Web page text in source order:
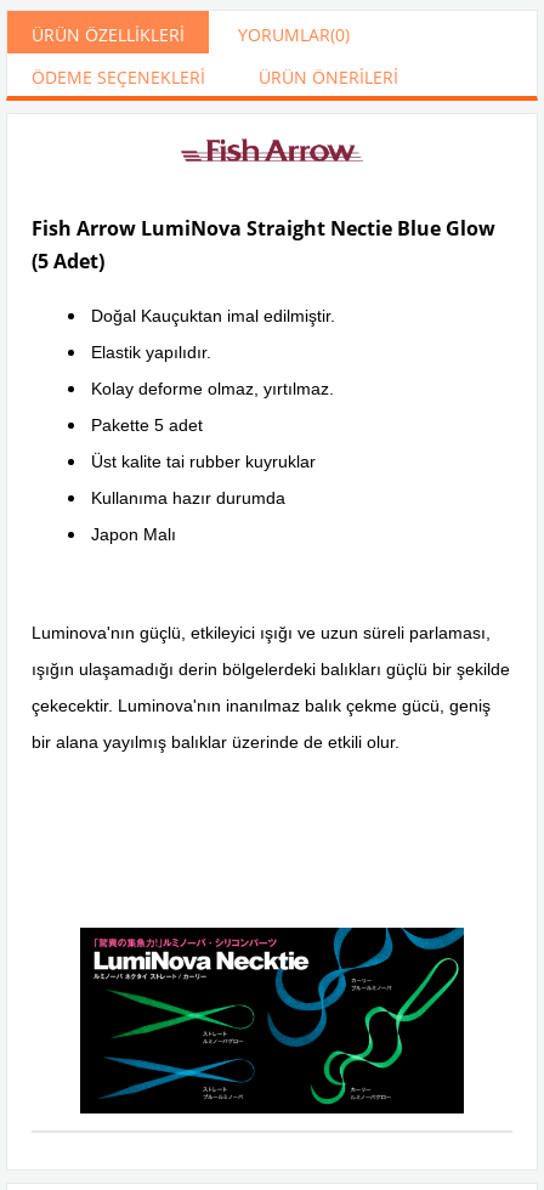
ÜRÜN ÖZELLIKLERI YORUMLAR(0)
ÖDEME SEÇENEKLERI
ÜRÜN ÖNERILERI
Fish Arrow LumiNova Straight Nectie Blue Glow
(5 Adet)
Doğal Kauçuktan imal edilmiştir.
Elastik yapılıdır.
Kolay deforme olmaz, yırtılmaz.
Pakette 5 adet
Üst kalite tai rubber kuyruklar
Kullanıma hazır durumda
Japon Malı
Luminova'nın güçlü, etkileyici ışığı ve uzun süreli parlaması,
ışığın ulaşamadığı derin bölgelerdeki balıkları güçlü bir şekilde
çekecektir. Luminova'nın inanılmaz balık çekme gücü, geniş
bir alana yayılmış balıklar üzerinde de etkili olur.